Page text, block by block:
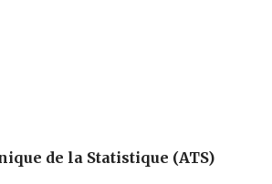
de la Statistique (ATS)